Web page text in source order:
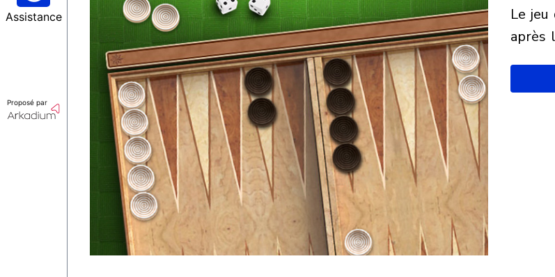
Assistance
Proposé par
le jeu commencera
après